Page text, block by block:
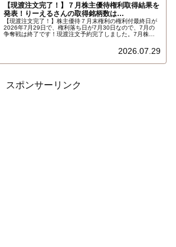
【現渡注文完了！】７月株主優待権利取得結果を
発表！りーえるさんの取得銘柄数は…
【現渡注文完了！】株主優待７月末権利の権利付最終日が
2026年7月29日で、権利落ち日が7月30日なので、7月の
争奪戦は終了です！現渡注文予約完了しました。7月株主
2026.07.29
スポンサーリンク